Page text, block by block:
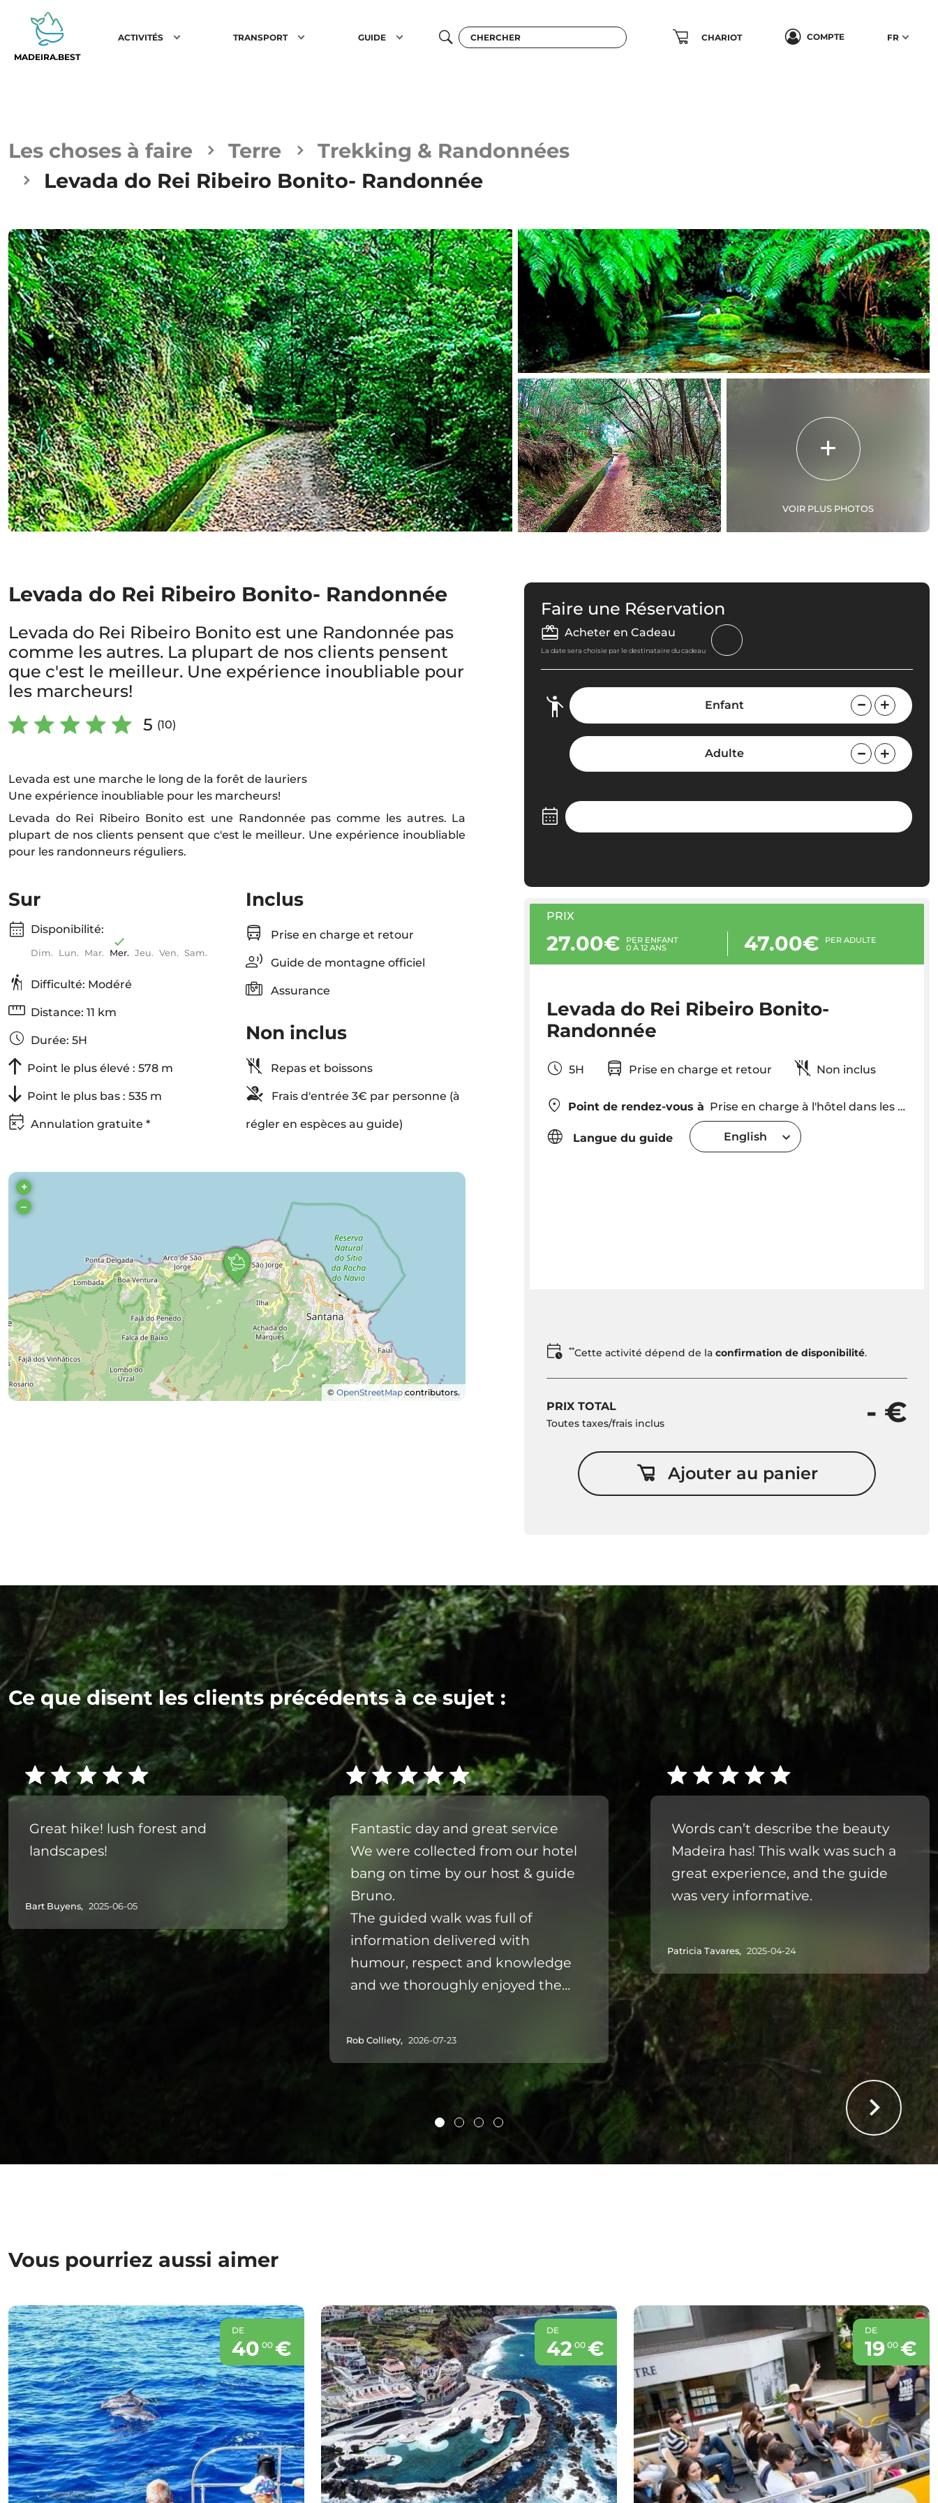
MADEIRA.BEST
ACTIVITÉS TRANSPORT GUIDE CHARIOT COMPTE FR
Les choses à faire Terre
Trekking & Randonnées
Levada do Rei Ribeiro Bonito- Randonnée
VOIR PLUS PHOTOS
Levada do Rei Ribeiro Bonito- Randonnée
Levada do Rei Ribeiro Bonito est une Randonnée pas
comme les autres. La plupart de nos clients pensent
que c'est le meilleur. Une expérience inoubliable pour
les marcheurs!
5 (10)
Levada est une marche le long de la forêt de lauriers
Une expérience inoubliable pour les marcheurs!
Levada do Rei Ribeiro Bonito est une Randonnée pas comme les autres. La
plupart de nos clients pensent que c'est le meilleur. Une expérience inoubliable
pour les randonneurs réguliers.
Sur
Disponibilité:
Dim. Lun. Mar. Mer. Jeu. Ven. Sam.
Difficulté: Modéré
Distance: 11 km
Durée: 5H
Point le plus élevé : 578 m
Point le plus bas : 535 m
Annulation gratuite *
Inclus
Prise en charge et retour
Guide de montagne officiel
Assurance
Non inclus
Repas et boissons
Frais d'entrée 3€ par personne (à
régler en espèces au guide)
+
–
©OpenStreetMapcontributors.
Faire une Réservation
Acheter en Cadeau
La date sera choisie par le destinataire du cadeau
Enfant
Adulte
PRIX
27.00€ PER ENFANT
0 À 12 ANS 47.00€ PER ADULTE
Levada do Rei Ribeiro Bonito-
Randonnée
5H Prise en charge et retour Non inclus
Point de rendez-vous à Prise en charge à l'hôtel dans les régions de Funchal et Caniço. L'heure de prise en charge sera fixée en fonction de l'emplacement
Langue du guide English
**Cette activité dépend de laconfirmation de disponibilité.
PRIX TOTAL
Toutes taxes/frais inclus - €
Ajouter au panier
Ce que disent les clients précédents à ce sujet :
Great hike! lush forest and
landscapes!
Bart Buyens, 2025-06-05
Fantastic day and great service
We were collected from our hotel
bang on time by our host & guide
Bruno.
The guided walk was full of
information delivered with
humour, respect and knowledge
and we thoroughly enjoyed the
Rob Colliety, 2026-07-23
Words can’t describe the beauty
Madeira has! This walk was such a
great experience, and the guide
was very informative.
Patricia Tavares, 2025-04-24
Vous pourriez aussi aimer
DE
40 00 €
DE
42 00 €
DE
19 00 €